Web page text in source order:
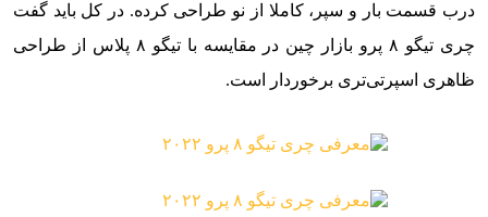
درب قسمت بار و سپر، کاملا از نو طراحی کرده. در کل باید گفت
چری تیگو ۸ پرو بازار چین در مقایسه با تیگو ۸ پلاس از طراحی
ظاهری اسپرتی‌تری برخوردار است.